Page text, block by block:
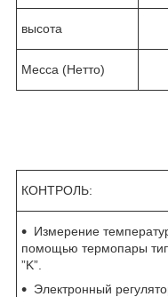
высота
Месса (Нетто)
КОНТРОЛЬ:
Измерение
помощью термопары
”K”.
Электронный